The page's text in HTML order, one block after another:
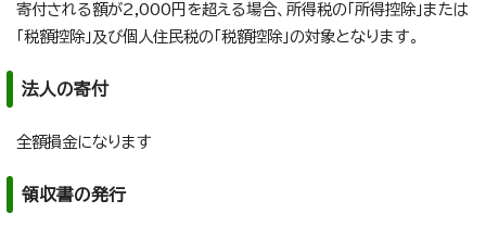
寄付される額が2,000円を超える場合、所得税の「所得控除」または
「税額控除」及び個人住民税の「税額控除」の対象となります。
法人の寄付
全額損金になります
領収書の発行